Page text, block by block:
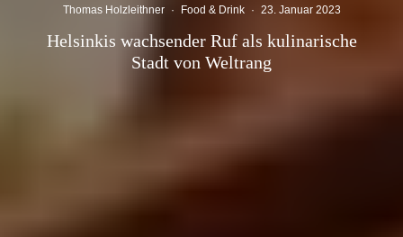
Thomas Holzleithner · Food & Drink · 23. Januar 2023
Helsinkis wachsender Ruf als kulinarische
Stadt von Weltrang